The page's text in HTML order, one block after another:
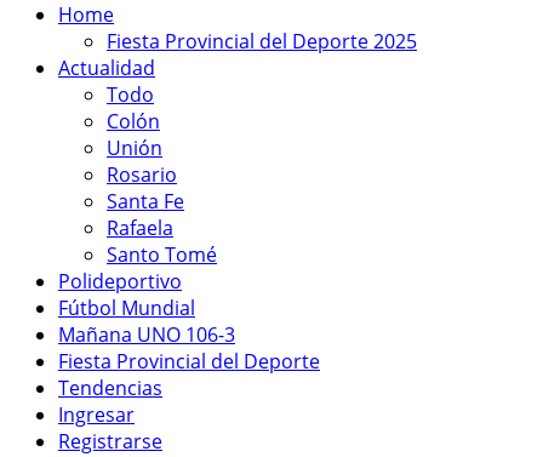
Home
Fiesta Provincial del Deporte 2025
Actualidad
Todo
Colón
Unión
Rosario
Santa Fe
Rafaela
Santo Tomé
Polideportivo
Fútbol Mundial
Mañana UNO 106-3
Fiesta Provincial del Deporte
Tendencias
Ingresar
Registrarse